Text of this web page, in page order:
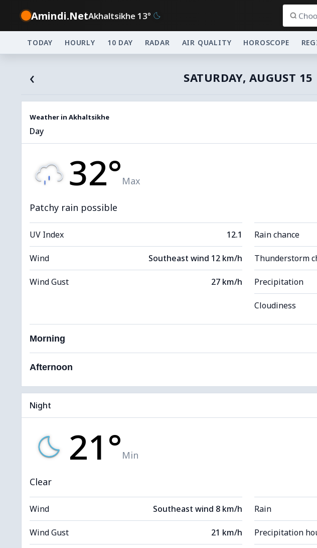
Amindi.NetAkhaltsikhe 13°
TODAY HOURLY 10 DAY RADAR AIR QUALITY HOROSCOPE
‹ SATURDAY, AUGUST 15
Weather in Akhaltsikhe
Day
32° Max
Patchy rain possible
UV Index 12.1
Wind Southeast wind 12 km/h
Wind Gust 27 km/h
Rain chance
Thunderstorm
Precipitation
Cloudiness
Morning
Afternoon
Night
21° Min
Clear
Wind Southeast wind 8 km/h
Wind Gust 21 km/h
Rain
Precipitation